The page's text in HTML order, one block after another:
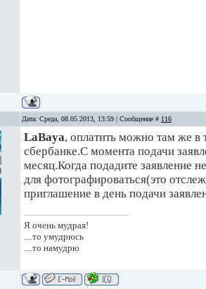
Дата: Среда, 08.05.2013, 13:59 | Сообщение # 116
LaBaya, оплатить можно там же в
сбербанке.С момента подачи
месяц.Когда подадите заявление
для фотографироваться(это
приглашение в день подачи
Я очень мудрая!
....то умудрюсь
....то намудрю